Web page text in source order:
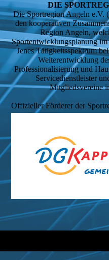
DIE
Die Sportregion Angeln e.V.
den kooperativen
Region Angeln,
Sportentwicklungsplanung
Jenes Tätigkeitsspektrum
Weiterentwicklung
Professionalisierung und
Servicedienstleister
Mitgliedsvereine
Offizieller Förderer der